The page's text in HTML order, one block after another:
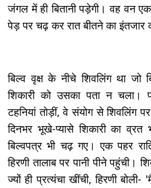
जंगल में ही बितानी पड़ेगी। वह वन
पेड़ पर चढ़ कर रात बीतने का इंतजार
बिल्व वृक्ष के नीचे शिवलिंग था जो
शिकारी को उसका पता न चला।
टहनियां तोड़ीं, वे संयोग से शिवलिंग
दिनभर भूखे-प्यासे शिकारी का
बिल्वपत्र भी चढ़ गए। एक पहर
हिरणी तालाब पर पानी पीने पहुंची।
ज्यों ही प्रत्यंचा खींची, हिरणी